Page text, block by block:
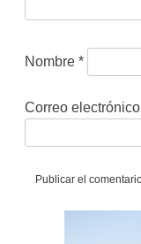
Nombre *
Correo electrónico